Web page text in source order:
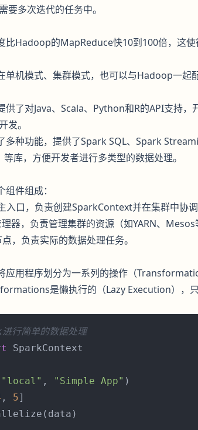
要多次迭代的任务中。
比Hadoop的MapReduce快10到100倍，这
单机模式、集群模式，也可以与Hadoop一起
供了对Java、Scala、Python和R的API支持，
发。
多种功能，提供了Spark SQL、Spark
库，方便开发者进行多类型的数据处理。
件组成：
入口，负责创建SparkContext并在集群中协调
器，负责管理集群的资源（如YARN、Mesos
，负责实际的数据处理任务。
应用程序划分为一系列的操作（
是懒执行的（Lazy Execution），
行简单的数据处理
SparkContext
"local" , "Simple App" )
, 5]